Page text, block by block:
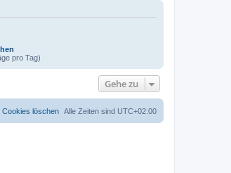
pro Tag)
Gehe zu
Alle Zeiten sind UTC+02:00
Cookies löschen